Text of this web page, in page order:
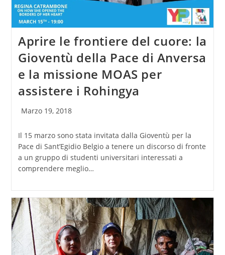
Aprire le frontiere del cuore: la
Gioventù della Pace di Anversa
e la missione MOAS per
assistere i Rohingya
Articolo
Marzo 19, 2018
Il 15 marzo sono stata invitata dalla Gioventù per la
Pace di Sant’Egidio Belgio a tenere un discorso di fronte
a un gruppo di studenti universitari interessati a
comprendere meglio…